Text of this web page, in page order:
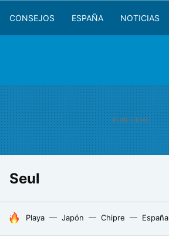
CONSEJOS ESPAÑA NOTICIAS
Seul
HOY SE HABLA DE
Playa Japón Chipre España